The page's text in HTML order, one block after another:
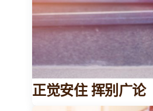
正觉安住 挥别广论